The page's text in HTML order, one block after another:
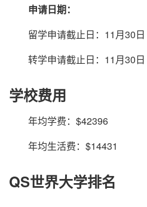
申请日期：
留学申请截止日：11月30日
转学申请截止日：11月30日
学校费用
年均学费：$42396
年均生活费：$14431
QS世界大学排名